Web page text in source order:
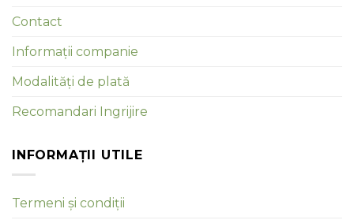
Contact
Informații companie
Modalități de plată
Recomandari Ingrijire
INFORMAȚII UTILE
Termeni și condiții